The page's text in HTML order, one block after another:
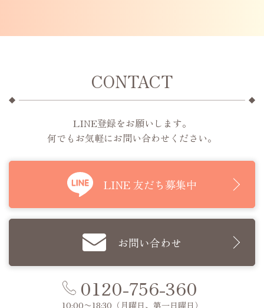
CONTACT
LINE登録をお願いします。
何でもお気軽にお問い合わせください。
LINE 友だち募集中
お問い合わせ
0120-756-360
10:00〜18:30 （月曜日、第一日曜日）